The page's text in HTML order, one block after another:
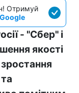
Отримуй
- "Сбер" і
якості